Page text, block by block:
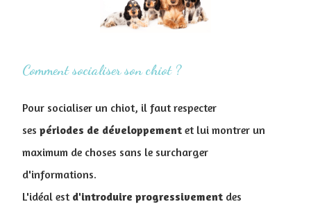
Comment socialiser son chiot ?
Pour socialiser un chiot, il faut respecter
ses périodes de développement et lui montrer un
maximum de choses sans le surcharger
d'informations.
L'idéal est d'introduire progressivement des